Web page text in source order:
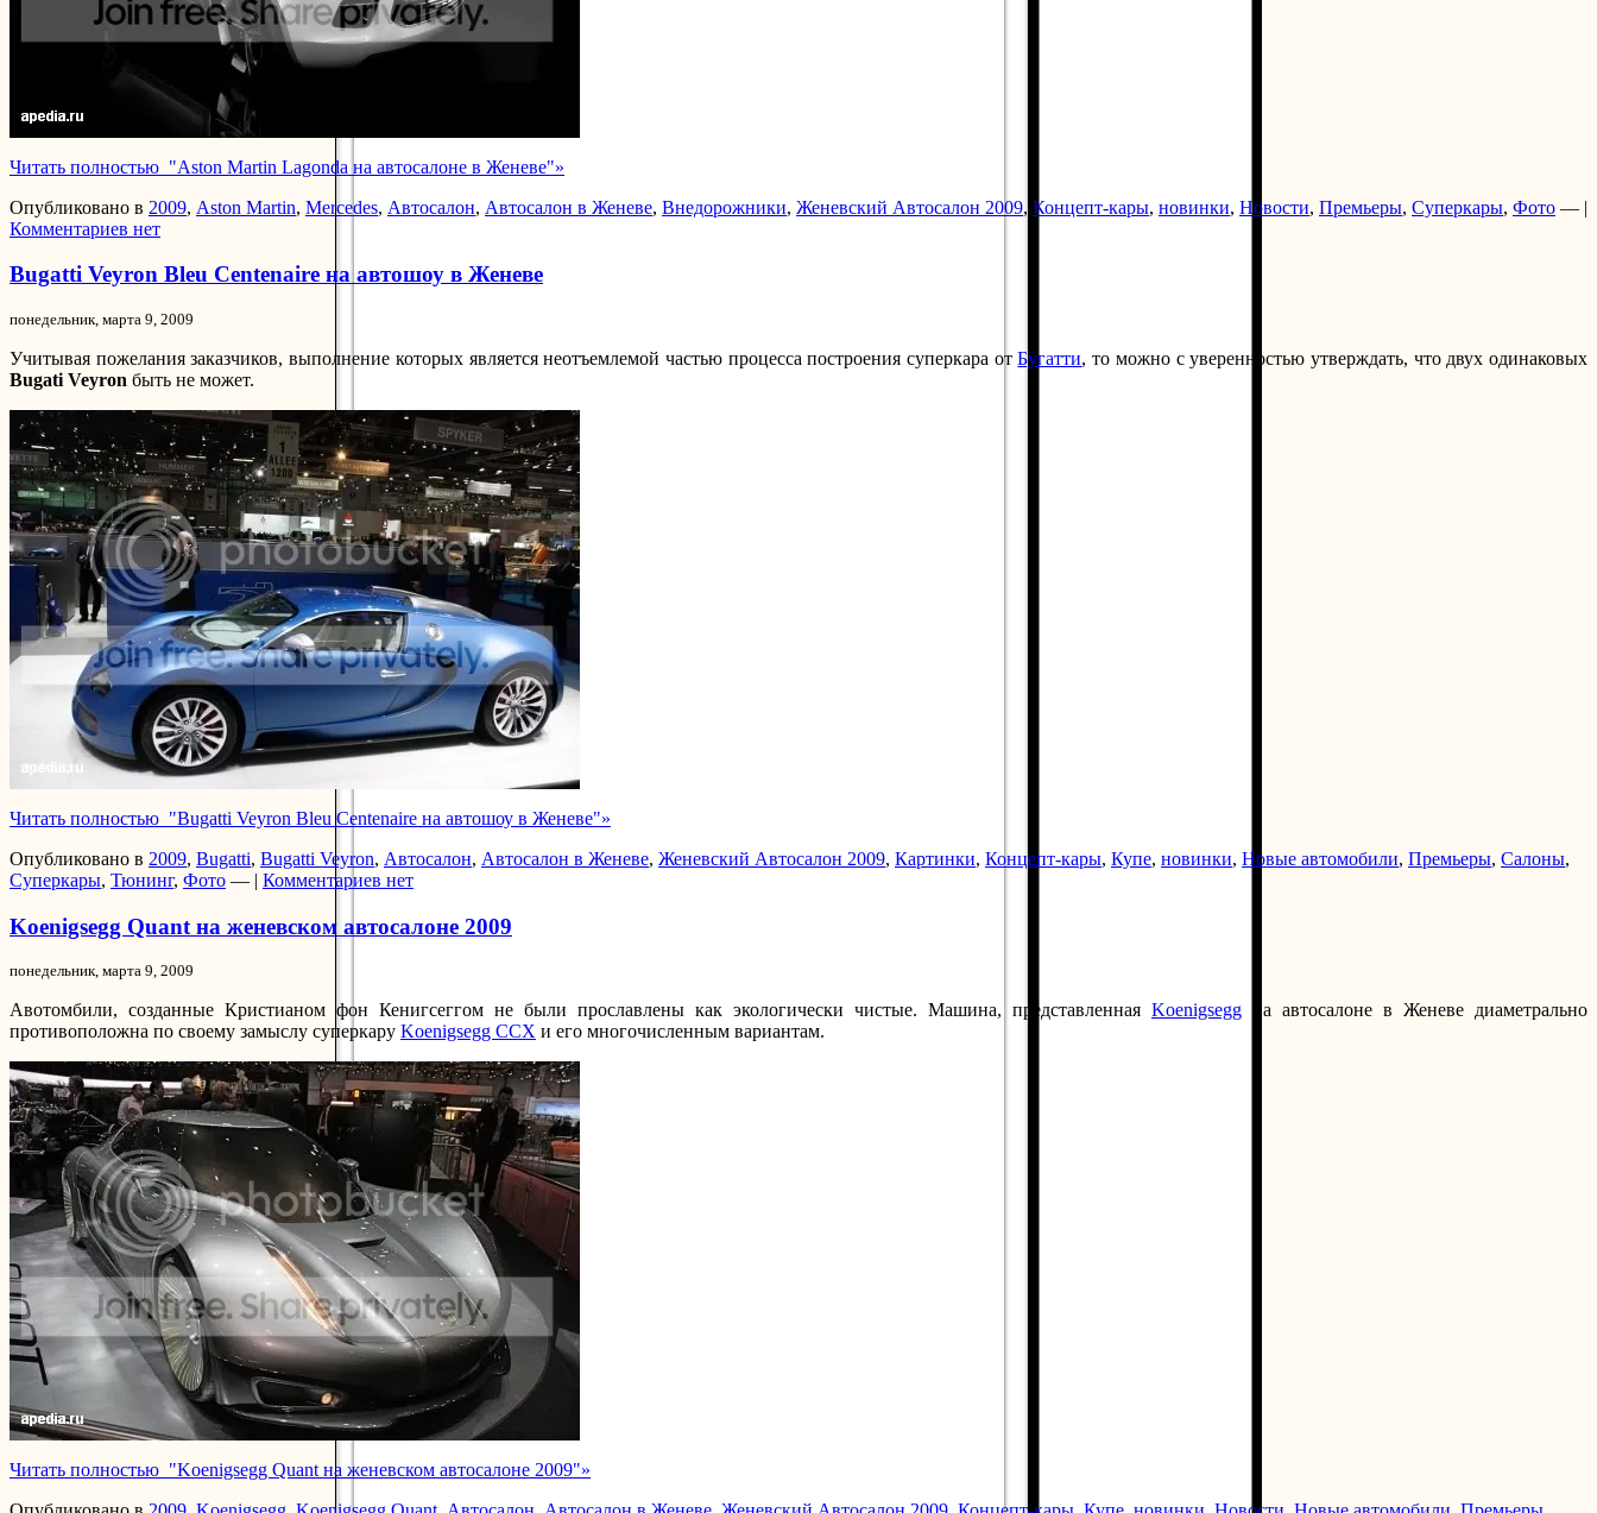
Читать полностью "Aston Martin Lagonda на автосалоне в Женеве"»
Опубликовано в 2009, Aston Martin, Mercedes, Автосалон, Автосалон в Женеве, Внедорожники, Женевский Автосалон 2009, Концепт-кары, новинки, Новости, Премьеры, Суперкары, Фото — |
Комментариев нет
Bugatti Veyron Bleu Centenaire на автошоу в Женеве
понедельник, марта 9, 2009
Учитывая пожелания заказчиков, выполнение которых является неотъемлемой частью процесса построения суперкара отБугатти, то можно с уверенностью утверждать, что двух одинаковых
Bugati Veyron быть не может.
Читать полностью "Bugatti Veyron Bleu Centenaire на автошоу в Женеве"»
Опубликовано в 2009, Bugatti, Bugatti Veyron, Автосалон, Автосалон в Женеве, Женевский Автосалон 2009, Картинки, Концепт-кары, Купе, новинки, Новые автомобили, Премьеры, Салоны,
Суперкары, Тюнинг, Фото — | Комментариев нет
Koenigsegg Quant на женевском автосалоне 2009
понедельник, марта 9, 2009
Авотомбили, созданные Кристианом фон Кенигсеггом не были прославлены как экологически чистые. Машина, представленная Koenigsegg на автосалоне в Женеве диаметрально
противоположна по своему замыслу суперкару Koenigsegg CCX и его многочисленным вариантам.
Читать полностью "Koenigsegg Quant на женевском автосалоне 2009"»